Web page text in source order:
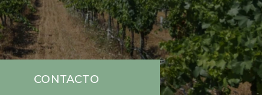
CONTACTO